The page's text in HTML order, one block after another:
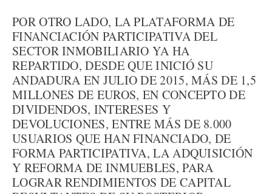
POR OTRO LADO, LA PLATAFORMA DE
FINANCIACIÓN PARTICIPATIVA DEL
SECTOR INMOBILIARIO YA HA
REPARTIDO, DESDE QUE INICIÓ SU
ANDADURA EN JULIO DE 2015, MÁS DE 1,5
MILLONES DE EUROS, EN CONCEPTO DE
DIVIDENDOS, INTERESES Y
DEVOLUCIONES, ENTRE MÁS DE 8.000
USUARIOS QUE HAN FINANCIADO, DE
FORMA PARTICIPATIVA, LA ADQUISICIÓN
Y REFORMA DE INMUEBLES, PARA
LOGRAR RENDIMIENTOS DE CAPITAL